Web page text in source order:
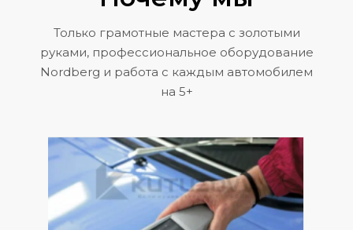
Только грамотные мастера с золотыми
руками, профессиональное оборудование
Nordberg и работа с каждым автомобилем
на 5+